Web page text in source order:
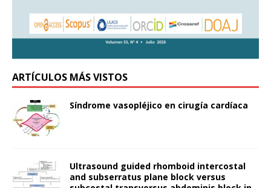
ARTÍCULOS MÁS VISTOS
Síndrome vasopléjico en cirugía cardíaca
Ultrasound guided rhomboid intercostal
and subserratus plane block versus